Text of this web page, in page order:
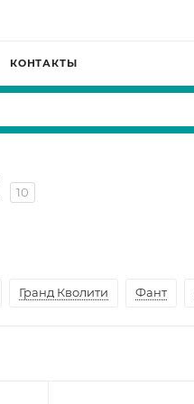
КОНТАКТЫ
10
Гранд Кволити Фант